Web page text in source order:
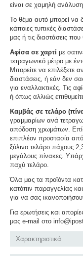
είναι σε χαμηλή
Το θέμα αυτό μπορεί να
κάποιες τυπικές
μας ή τις διαστάσεις που
Αφίσα σε χαρτί με
τετραγωνικό μέτρο με
Μπορείτε να επιλέξετε
διαστάσεις, ή εάν δεν
για εναλλακτικές. Τις
ή όπως αλλιώς
Καμβάς σε τελάρο
γραμμαρίων ανά
απόδοση χρωμάτων.
επιπλέον προστασία από
ξύλινο τελάρο πάχους
μεγάλους πίνακες.
παχύ τελάρο.
Όλα μας τα προϊόντα
κατόπιν παραγγελίας
για να σας
Για ερωτήσεις και
μας e-mail στο
Χαρακτηριστικά